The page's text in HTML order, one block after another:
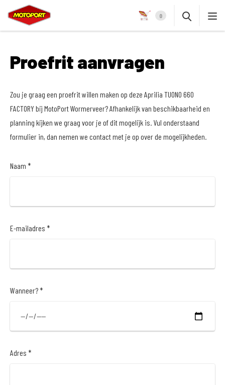
0
Proefrit aanvragen
Zou je graag een proefrit willen maken op deze Aprilia TUONO 660
FACTORY bij MotoPort Wormerveer? Afhankelijk van beschikbaarheid en
planning kijken we graag voor je of dit mogelijk is. Vul onderstaand
formulier in, dan nemen we contact met je op over de mogelijkheden.
Naam *
E-mailadres *
Wanneer? *
Adres *